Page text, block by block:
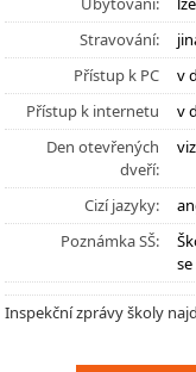
Stravování:
Přístup k PC
v
Přístup k internetu
v
Den otevřených
dveří:
Cizí jazyky:
Poznámka SŠ:
Inspekční zprávy školy